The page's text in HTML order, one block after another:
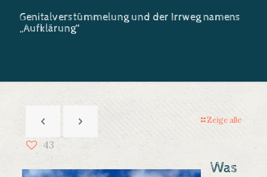
Genitalverstümmelung und der Irrweg namens
„Aufklärung“
Zeige alle
43
Was